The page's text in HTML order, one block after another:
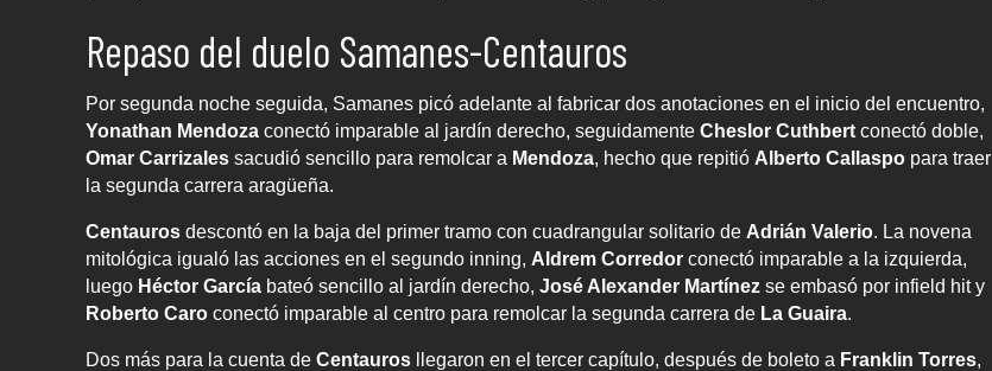
Repaso del duelo Samanes-Centauros
Por segunda noche seguida, Samanes picó adelante al fabricar dos anotaciones en el inicio del encuentro,
Yonathan Mendoza conectó imparable al jardín derecho, seguidamente Cheslor Cuthbert conectó doble,
Omar Carrizales sacudió sencillo para remolcar a Mendoza, hecho que repitió Alberto Callaspo para traer
la segunda carrera aragüeña.
Centauros descontó en la baja del primer tramo con cuadrangular solitario de Adrián Valerio. La novena
mitológica igualó las acciones en el segundo inning, Aldrem Corredor conectó imparable a la izquierda,
luego Héctor García bateó sencillo al jardín derecho, José Alexander Martínez se embasó por infield hit y
Roberto Caro conectó imparable al centro para remolcar la segunda carrera de La Guaira.
Dos más para la cuenta de Centauros llegaron en el tercer capítulo, después de boleto a Franklin Torres,